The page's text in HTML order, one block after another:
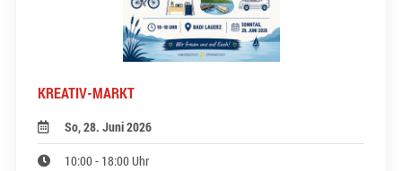
KREATIV-MARKT
So, 28. Juni 2026
10:00 - 18:00 Uhr